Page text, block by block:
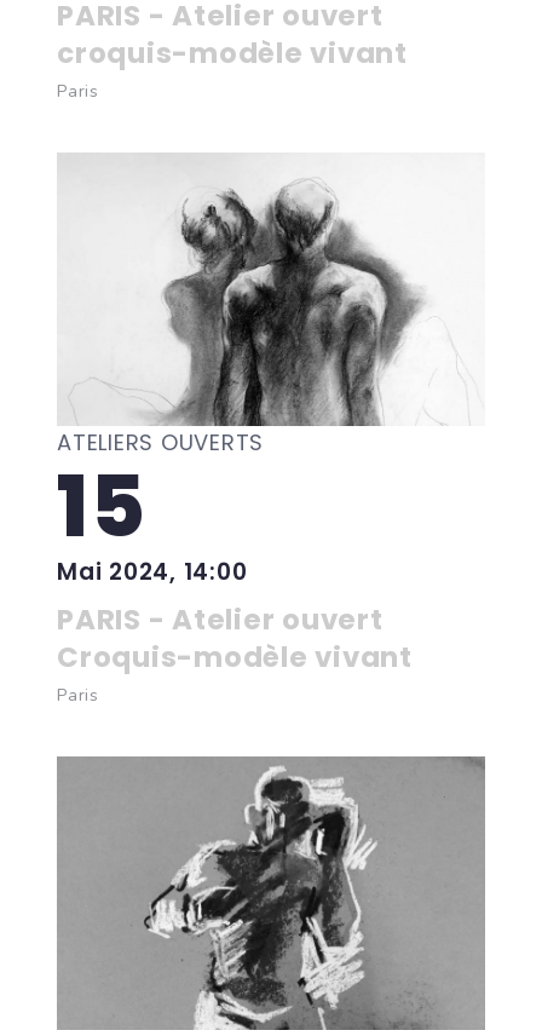
PARIS - Atelier ouvert
croquis-modèle vivant
Paris
ATELIERS OUVERTS
15
Mai 2024, 14:00
PARIS - Atelier ouvert
Croquis-modèle vivant
Paris